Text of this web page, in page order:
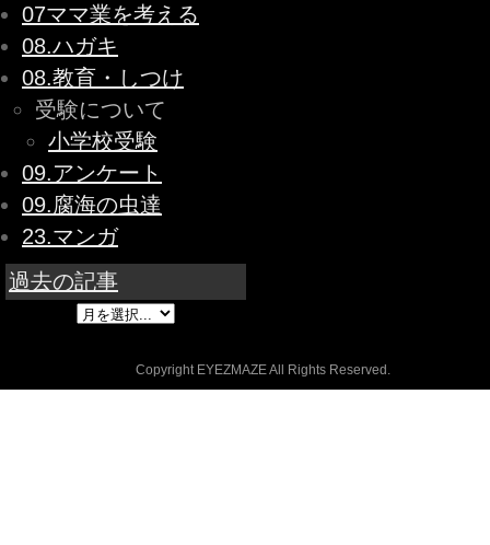
07ママ業を考える
08.ハガキ
08.教育・しつけ
受験について
小学校受験
09.アンケート
09.腐海の虫達
23.マンガ
過去の記事
Copyright EYEZMAZE All Rights Reserved.